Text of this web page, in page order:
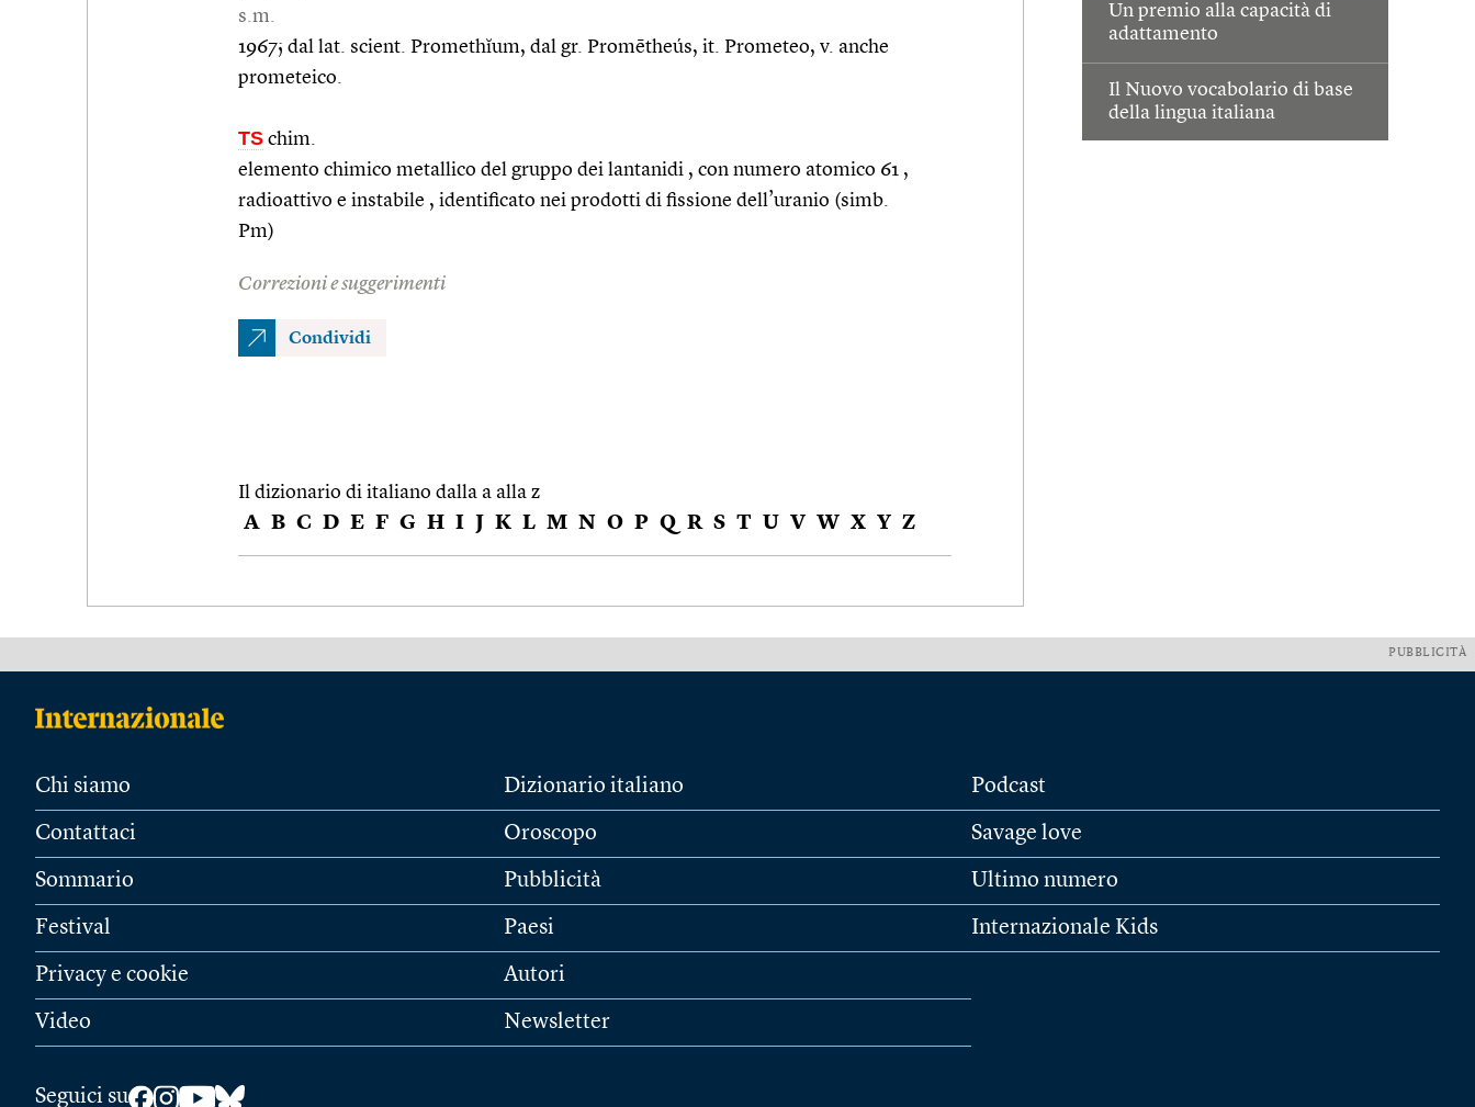
Un premio alla capacità di
adattamento
Il Nuovo vocabolario di base
della lingua italiana
s.m.
1967; dal lat. scient. Promethĭum, dal gr. Promētheús, it. Prometeo, v. anche
prometeico.
TS chim.
elemento chimico metallico del gruppo dei lantanidi , con numero atomico 61 ,
radioattivo e instabile , identificato nei prodotti di fissione dell’uranio (simb.
Pm)
Correzioni e suggerimenti
Condividi
Il dizionario di italiano dalla a alla z
A B C D E F G H I J K L M N O P Q R S T U V W X Y Z
PUBBLICITÀ
Chi siamo
Contattaci
Sommario
Festival
Privacy e cookie
Video
Dizionario italiano
Oroscopo
Pubblicità
Paesi
Autori
Newsletter
Podcast
Savage love
Ultimo numero
Internazionale Kids
Seguici su